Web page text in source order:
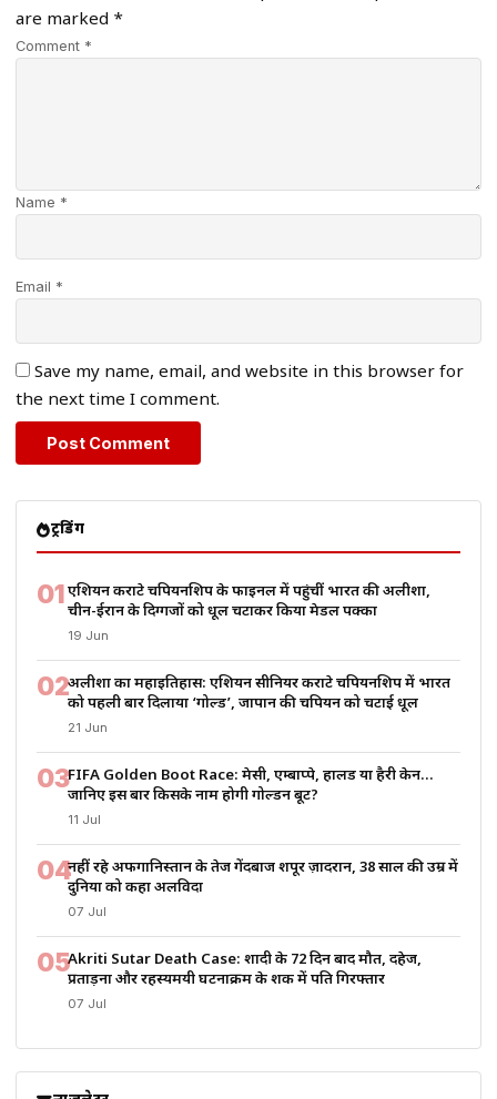
are marked *
Comment *
Name *
Email *
Save my name, email, and website in this browser for
the next time I comment.
ट्रेंडिंग
01एशियन कराटे चैंपियनशिप के फाइनल में पहुंचीं भारत की अलीशा,
चीन-ईरान के दिग्गजों को धूल चटाकर किया मेडल पक्का
19 Jun
02अलीशा का महाइतिहास: एशियन सीनियर कराटे चैंपियनशिप में भारत
को पहली बार दिलाया ‘गोल्ड’, जापान की चैंपियन को चटाई धूल
21 Jun
03FIFA Golden Boot Race: मेसी, एम्बाप्पे, हालैंड या हैरी केन…
जानिए इस बार किसके नाम होगी गोल्डन बूट?
11 Jul
04नहीं रहे अफगानिस्तान के तेज गेंदबाज शपूर ज़ादरान, 38 साल की उम्र में
दुनिया को कहा अलविदा
07 Jul
05Akriti Sutar Death Case: शादी के 72 दिन बाद मौत, दहेज,
प्रताड़ना और रहस्यमयी घटनाक्रम के शक में पति गिरफ्तार
07 Jul